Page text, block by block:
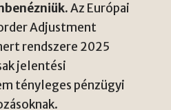
Az Európai
Adjustment
rendszere 2025
jelentési
tényleges pénzügyi